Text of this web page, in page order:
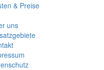
& Preise
uns